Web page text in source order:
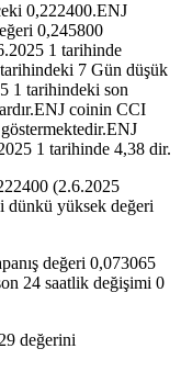
0,222400.ENJ
0,245800
1 tarihinde
7 Gün düşük
1 tarihindeki son
coinin CCI
1 tarihinde 4,38 dir.
(2.6.2025
dünkü yüksek değeri
değeri 0,073065
24 saatlik değişimi 0
değerini